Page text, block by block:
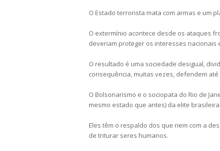
O Estado terrorista mata com armas e um
O extermínio acontece desde os ataques
deveriam proteger os interesses nacionais
O resultado é uma sociedade desigual,
consequência, muitas vezes, defendem
O Bolsonarismo e o sociopata do Rio de
mesmo estado que antes) da elite brasileira.
Eles têm o respaldo dos que riem com a
de triturar seres humanos.